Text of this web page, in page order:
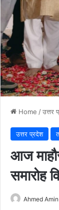
Home /उत्तर
उत्तर प्रदेश
आज
समारोह
Ahmed Amin